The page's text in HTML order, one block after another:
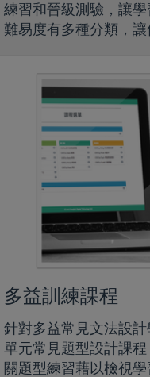
練習和晉級測驗，讓
難易度有多種分類，讓
多益訓練課程
針對多益常見文法設
單元常見題型設計課
關題型練習藉以檢視